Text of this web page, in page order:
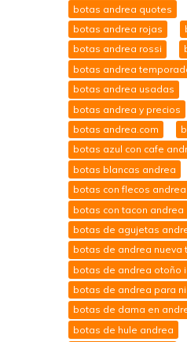
botas andrea quotes
botas andrea rojas
botas andrea rossi
botas andrea
botas andrea usadas
botas andrea y precios
botas andrea.com
botas azul con cafe
botas blancas andrea
botas con flecos andrea
botas con tacon andrea
botas de agujetas
botas de andrea nueva
botas de andrea otoño
botas de andrea para
botas de dama en
botas de hule andrea